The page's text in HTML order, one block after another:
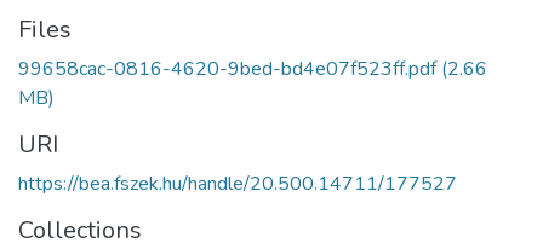
Files
99658cac-0816-4620-9bed-bd4e07f523ff.pdf(2.66
MB)
URI
https://bea.fszek.hu/handle/20.500.14711/177527
Collections